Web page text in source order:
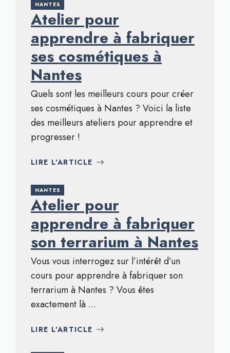
NANTES
Atelier pour
apprendre à fabriquer
ses cosmétiques à
Nantes
Quels sont les meilleurs cours pour créer
ses cosmétiques à Nantes ? Voici la liste
des meilleurs ateliers pour apprendre et
progresser !
LIRE L'ARTICLE
NANTES
Atelier pour
apprendre à fabriquer
son terrarium à Nantes
Vous vous interrogez sur l’intérêt d’un
cours pour apprendre à fabriquer son
terrarium à Nantes ? Vous êtes
exactement là ...
LIRE L'ARTICLE